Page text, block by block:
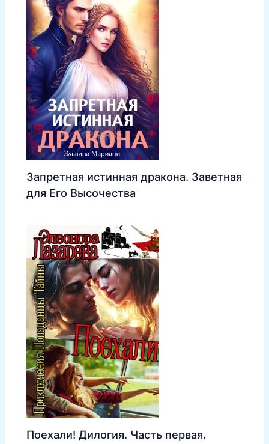
Запретная истинная дракона. Заветная
для Его Высочества
Поехали! Дилогия. Часть первая.